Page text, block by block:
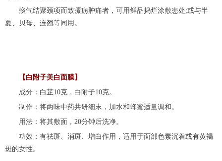
痰气结聚颈项而致瘰疬肿痛者，可用鲜品捣烂涂敷患处;或与半
夏、贝母、连翘等同用。
【白附子美白面膜】
成分：白芷10克，白附子10克。
制作：将两味中药共研细末，加水和蜂蜜适量调和。
用法：将其敷面，20分钟后洗净。
功效：有祛斑、消斑、增白作用，适用于面部色素沉着或有黄褐
斑的女性。